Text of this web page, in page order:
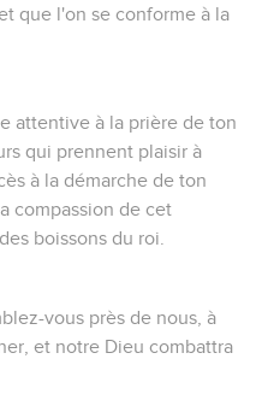
que l'on se conforme à la
attentive à la prière de ton
qui prennent plaisir à
à la démarche de ton
compassion de cet
boissons du roi.
vous près de nous, à
et notre Dieu combattra